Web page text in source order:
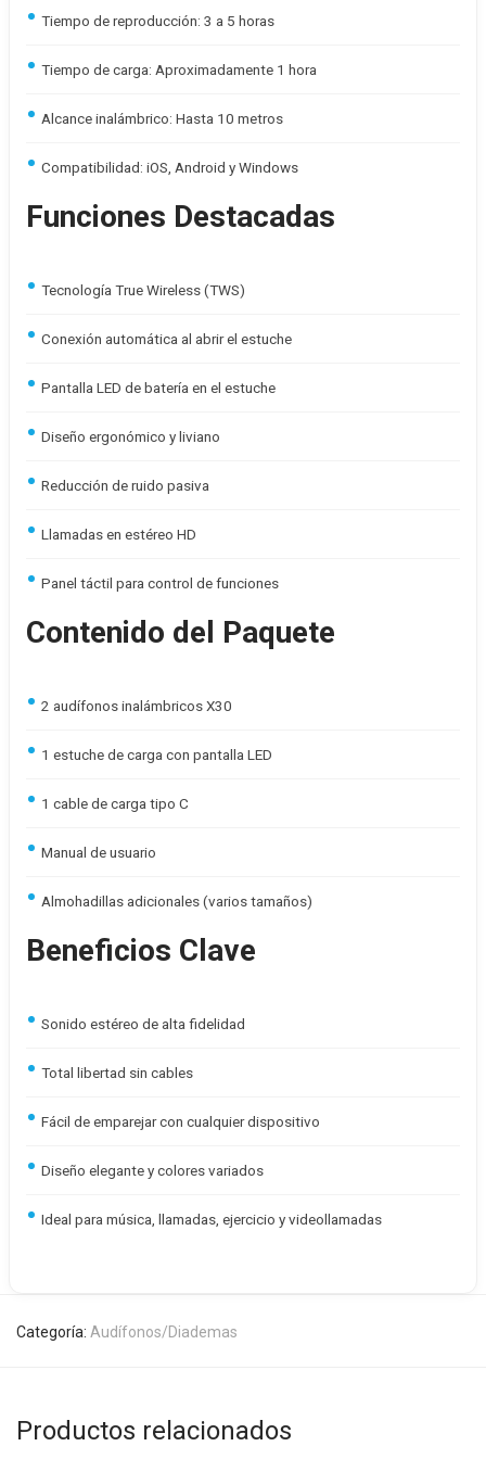
Tiempo de reproducción: 3 a 5 horas
Tiempo de carga: Aproximadamente 1 hora
Alcance inalámbrico: Hasta 10 metros
Compatibilidad: iOS, Android y Windows
Funciones Destacadas
Tecnología True Wireless (TWS)
Conexión automática al abrir el estuche
Pantalla LED de batería en el estuche
Diseño ergonómico y liviano
Reducción de ruido pasiva
Llamadas en estéreo HD
Panel táctil para control de funciones
Contenido del Paquete
2 audífonos inalámbricos X30
1 estuche de carga con pantalla LED
1 cable de carga tipo C
Manual de usuario
Almohadillas adicionales (varios tamaños)
Beneficios Clave
Sonido estéreo de alta fidelidad
Total libertad sin cables
Fácil de emparejar con cualquier dispositivo
Diseño elegante y colores variados
Ideal para música, llamadas, ejercicio y videollamadas
Categoría: Audífonos/Diademas
Productos relacionados